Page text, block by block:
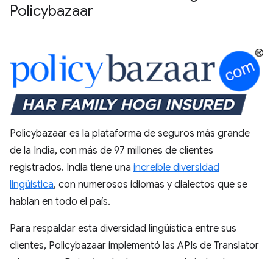
Policybazaar
Policybazaar es la plataforma de seguros más grande
de la India, con más de 97 millones de clientes
registrados. India tiene una increíble diversidad
lingüística, con numerosos idiomas y dialectos que se
hablan en todo el país.
Para respaldar esta diversidad lingüística entre sus
clientes, Policybazaar implementó las APIs de Translator